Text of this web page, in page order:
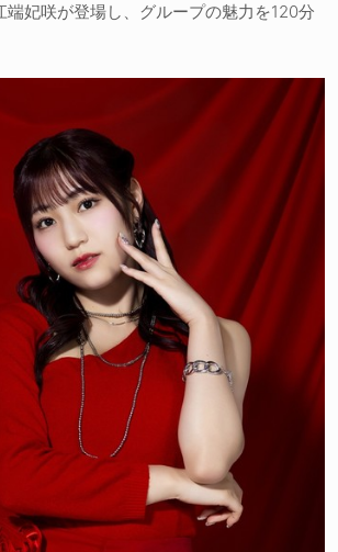
端妃咲が登場し、グループの魅力を120分